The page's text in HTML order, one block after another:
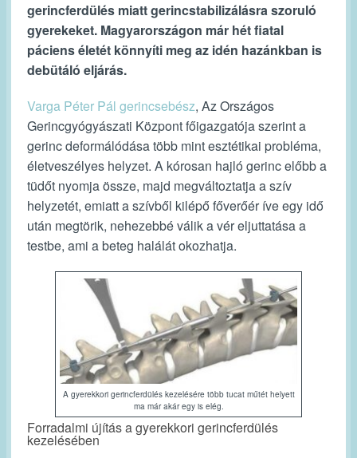
gerincferdülés miatt gerincstabilizálásra szoruló
gyerekeket. Magyarországon már hét fiatal
páciens életét könnyíti meg az idén hazánkban is
debütáló eljárás.
Varga Péter Pál gerincsebész, Az Országos
Gerincgyógyászati Központ főigazgatója szerint a
gerinc deformálódása több mint esztétikai probléma,
életveszélyes helyzet. A kórosan hajló gerinc előbb a
tüdőt nyomja össze, majd megváltoztatja a szív
helyzetét, emiatt a szívből kilépő főverőér íve egy idő
után megtörik, nehezebbé válik a vér eljuttatása a
testbe, ami a beteg halálát okozhatja.
A gyerekkori gerincferdülés kezelésére több tucat műtét helyett
ma már akár egy is elég.
Forradalmi újítás a gyerekkori gerincferdülés
kezelésében